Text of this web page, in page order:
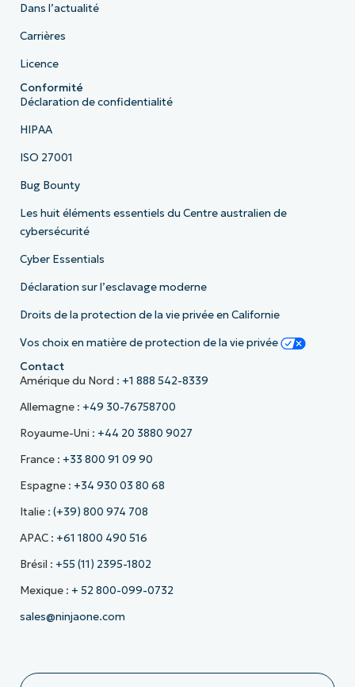
Dans l’actualité
Carrières
Licence
Conformité
Déclaration de confidentialité
HIPAA
ISO 27001
Bug Bounty
Les huit éléments essentiels du Centre australien de
cybersécurité
Cyber Essentials
Déclaration sur l’esclavage moderne
Droits de la protection de la vie privée en Californie
Vos choix en matière de protection de la vie privée
Contact
Amérique du Nord : +1 888 542-8339
Allemagne : +49 30-76758700
Royaume-Uni : +44 20 3880 9027
France : +33 800 91 09 90
Espagne : +34 930 03 80 68
Italie : (+39) 800 974 708
APAC : +61 1800 490 516
Brésil : +55 (11) 2395-1802
Mexique : + 52 800-099-0732
sales@ninjaone.com